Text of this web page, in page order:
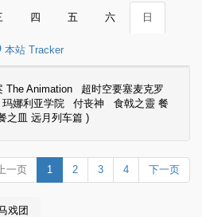
四 五 六 日
本站 Tracker
The Animation
超时空要塞麦克罗
玛娜利亚学院 付丧神
食戟之靈 餐
之皿 远月列车篇 )
一页 1 2 3 4 下一页
戏团